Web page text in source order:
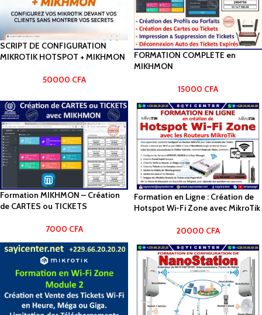
SCRIPT DE CONFIGURATION
MIKROTIK HOTSPOT + MIKHMON
50000 CFA
FORMATION COMPLETE en
MIKHMON
15000 CFA
Formation MIKHMON – Création
de CARTES ou TICKETS
7000 CFA
Formation en Ligne : Création de
Hotspot Wi-Fi Zone avec MikroTik
20000 CFA